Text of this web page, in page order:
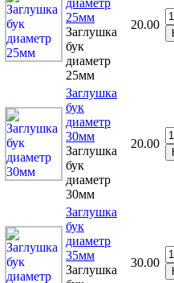
диаметр
25мм
Заглушка
бук
диаметр
25мм
20.00
Заглушка
бук
диаметр
30мм
Заглушка
бук
диаметр
30мм
20.00
Заглушка
бук
диаметр
35мм
Заглушка
30.00